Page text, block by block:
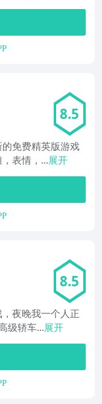
8.5
免费精英版游戏
表情，...展开
8.5
夜晚我一个人正
级轿车...展开